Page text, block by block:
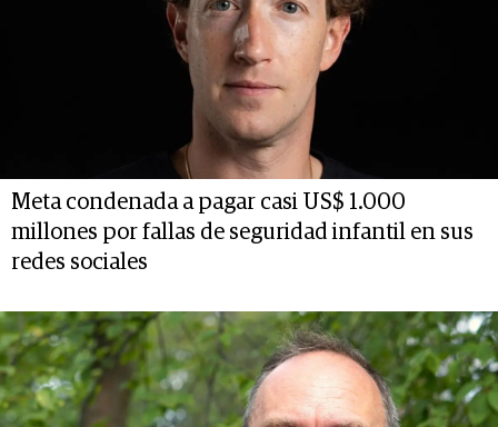
Meta condenada a pagar casi US$ 1.000
millones por fallas de seguridad infantil en sus
redes sociales